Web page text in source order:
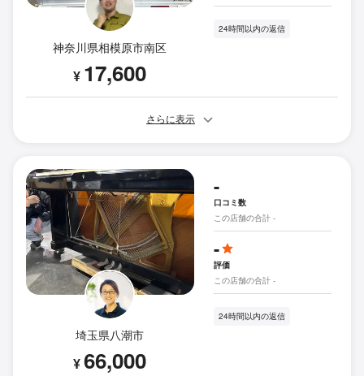
神奈川県相模原市南区
¥ 17,600
24時間以内の返信
さらに表示
埼玉県八潮市
¥66,000
-
口コミ数
この店舗の合計 -
-
評価
この店舗の合計 -
24時間以内の返信